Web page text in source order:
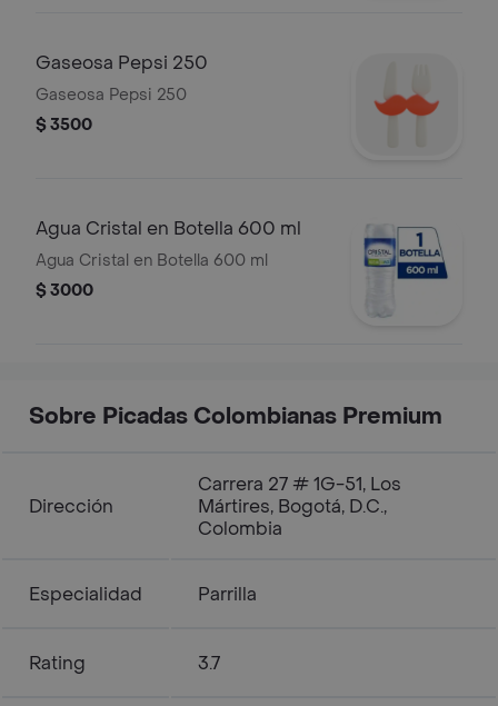
Gaseosa Pepsi 250
Gaseosa Pepsi 250
$ 3500
Agua Cristal en Botella 600 ml
Agua Cristal en Botella 600 ml
$ 3000
Sobre Picadas Colombianas Premium
Dirección
Carrera 27 # 1G-51, Los
Mártires, Bogotá, D.C.,
Colombia
Especialidad Parrilla
Rating 3.7